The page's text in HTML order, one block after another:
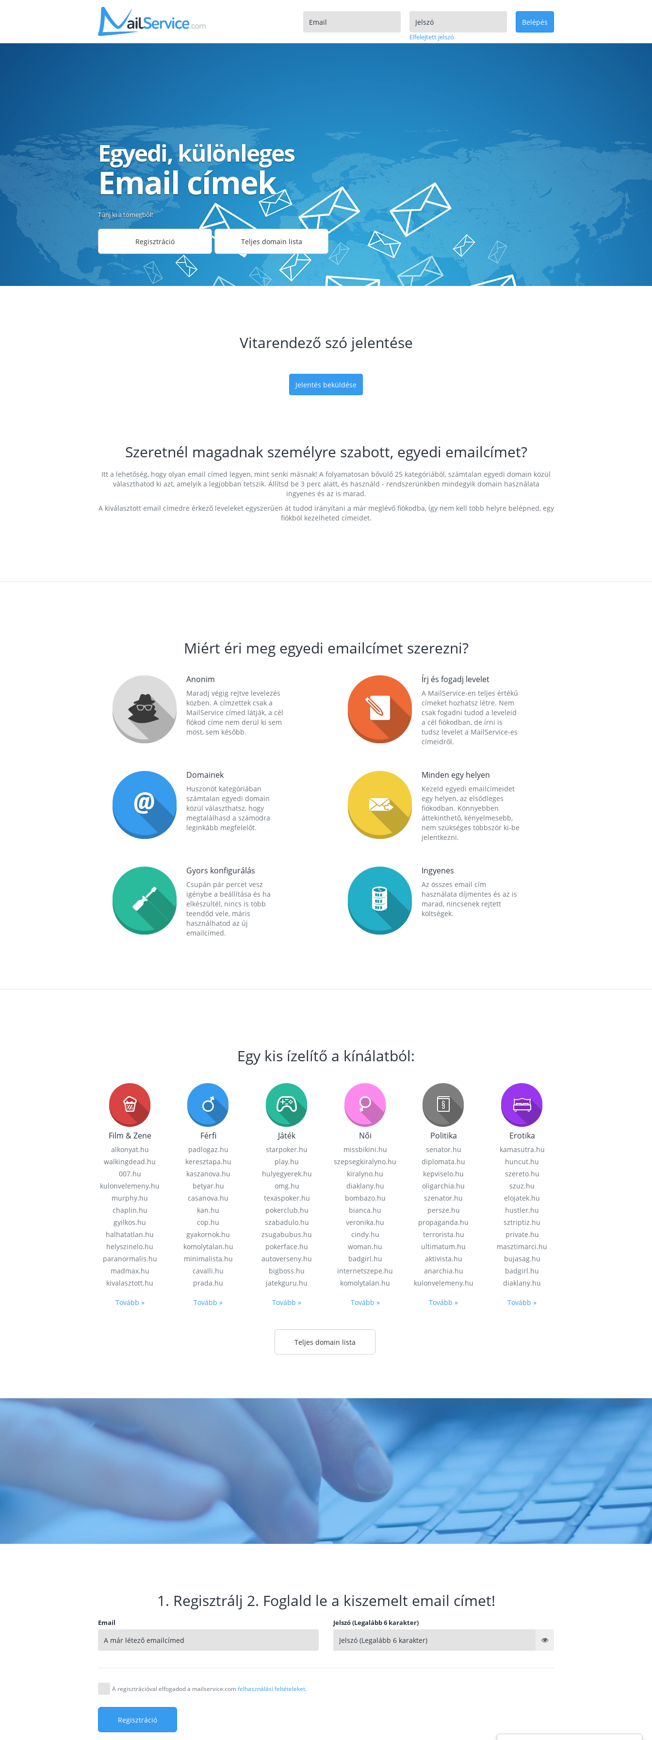
Elfelejtett jelszó
Belépés
Egyedi, különleges
Email címek
Tűnj ki a tömegből!
Regisztráció Teljes domain lista
Vitarendező szó jelentése
Jelentés beküldése
Szeretnél magadnak személyre szabott, egyedi emailcímet?
Itt a lehetőség, hogy olyan email címed legyen, mint senki másnak! A folyamatosan bővülő 25 kategóriából, számtalan egyedi domain közül
választhatod ki azt, amelyik a legjobban tetszik. Állítsd be 3 perc alatt, és használd - rendszerünkben mindegyik domain használata
ingyenes és az is marad.
A kiválasztott email címedre érkező leveleket egyszerűen át tudod irányítani a már meglévő fiókodba, így nem kell több helyre belépned, egy
fiókból kezelheted címeidet.
Miért éri meg egyedi emailcímet szerezni?
Anonim
Maradj végig rejtve levelezés
közben. A címzettek csak a
MailService címed látják, a cél
fiókod címe nem derül ki sem
most, sem később.
Írj és fogadj levelet
A MailService-en teljes értékű
címeket hozhatsz létre. Nem
csak fogadni tudod a leveleid
a cél fiókodban, de írni is
tudsz levelet a MailService-es
címeidről.
Domainek
Huszonöt kategóriában
számtalan egyedi domain
közül választhatsz, hogy
megtalálhasd a számodra
leginkább megfelelőt.
Minden egy helyen
Kezeld egyedi emailcímeidet
egy helyen, az elsődleges
fiókodban. Könnyebben
áttekinthető, kényelmesebb,
nem szükséges többször ki-be
jelentkezni.
Gyors konfigurálás
Csupán pár percet vesz
igénybe a beállítása és ha
elkészültél, nincs is több
teendőd vele, máris
használhatod az új
emailcímed.
Ingyenes
Az összes email cím
használata díjmentes és az is
marad, nincsenek rejtett
költségek.
Egy kis ízelítő a kínálatból:
Film & Zene
alkonyat.hu
walkingdead.hu
007.hu
kulonvelemeny.hu
murphy.hu
chaplin.hu
gyilkos.hu
halhatatlan.hu
helyszinelo.hu
paranormalis.hu
madmax.hu
kivalasztott.hu
Tovább »
Férfi
padlogaz.hu
keresztapa.hu
kaszanova.hu
betyar.hu
casanova.hu
kan.hu
cop.hu
gyakornok.hu
komolytalan.hu
minimalista.hu
cavalli.hu
prada.hu
Tovább »
Játék
starpoker.hu
play.hu
hulyegyerek.hu
omg.hu
texaspoker.hu
pokerclub.hu
szabadulo.hu
zsugabubus.hu
pokerface.hu
autoverseny.hu
bigboss.hu
jatekguru.hu
Tovább »
Női
missbikini.hu
szepsegkiralyno.hu
kiralyno.hu
diaklany.hu
bombazo.hu
bianca.hu
veronika.hu
cindy.hu
woman.hu
badgirl.hu
internetszepe.hu
komolytalan.hu
Tovább »
Politika
senator.hu
diplomata.hu
kepviselo.hu
oligarchia.hu
szenator.hu
persze.hu
propaganda.hu
terrorista.hu
ultimatum.hu
aktivista.hu
anarchia.hu
kulonvelemeny.hu
Tovább »
Erotika
kamasutra.hu
huncut.hu
szereto.hu
szuz.hu
elojatek.hu
hustler.hu
sztriptiz.hu
private.hu
masztimarci.hu
bujasag.hu
badgirl.hu
diaklany.hu
Tovább »
Teljes domain lista
1. Regisztrálj 2. Foglald le a kiszemelt email címet!
Email Jelszó (Legalább 6 karakter)
A regisztrációval elfogadod a mailservice.comfelhasználási feltételeket.
Regisztráció